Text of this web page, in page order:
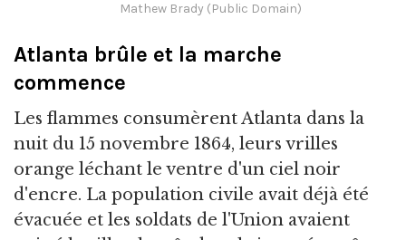
Mathew Brady (Public Domain)
Atlanta brûle et la marche
commence
Les flammes consumèrent Atlanta dans la
nuit du 15 novembre 1864, leurs vrilles
orange léchant le ventre d'un ciel noir
d'encre. La population civile avait déjà été
évacuée et les soldats de l'Union avaient